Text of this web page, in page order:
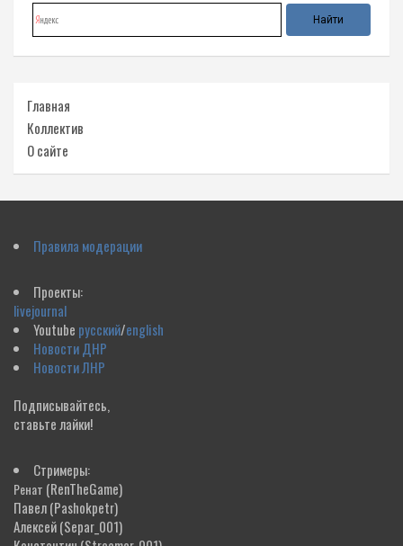
Главная
Коллектив
О сайте
Правила модерации
Проекты:
livejournal
Youtube русский/english
Новости ДНР
Новости ЛНР
Подписывайтесь,
ставьте лайки!
Стримеры:
Ренат (RenTheGame)
Павел(Pashokpetr)
Алексей(Separ_001)